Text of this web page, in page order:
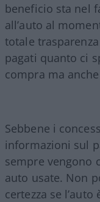
beneficio sta nel
all’auto al
totale
pagati quanto ci
compra ma
Sebbene i
informazioni sul
sempre vengono
auto usate. Non
certezza se